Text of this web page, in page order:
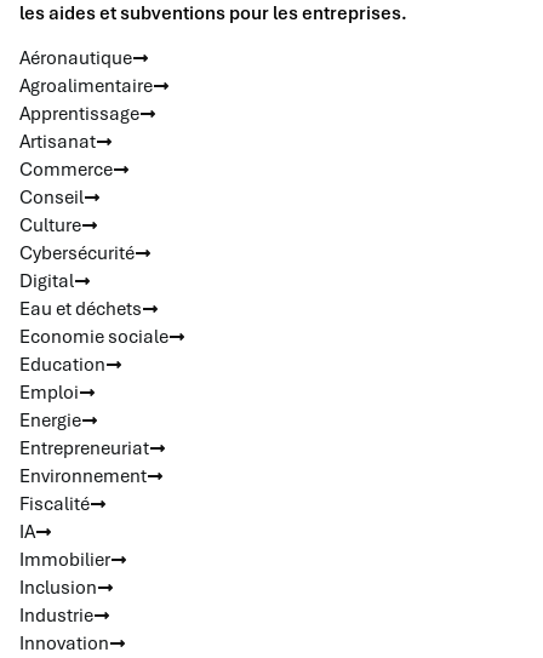
les aides et subventions pour les entreprises.
Aéronautique
Agroalimentaire
Apprentissage
Artisanat
Commerce
Conseil
Culture
Cybersécurité
Digital
Eau et déchets
Economie sociale
Education
Emploi
Energie
Entrepreneuriat
Environnement
Fiscalité
IA
Immobilier
Inclusion
Industrie
Innovation